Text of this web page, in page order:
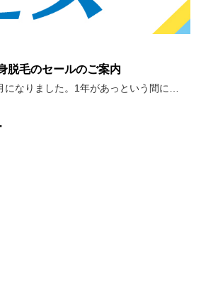
脱毛のセールのご案内
になりました。1年があっという間に…